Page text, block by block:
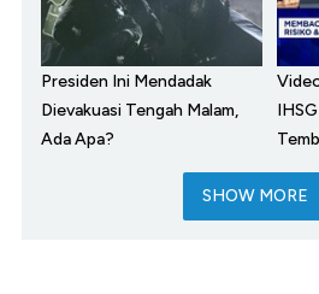
Presiden Ini Mendadak
Dievakuasi Tengah Malam,
Ada Apa?
SHOW MORE